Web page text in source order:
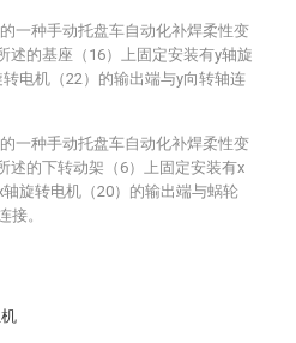
一种手动托盘车自动化补焊柔性变
述的基座（16）上固定安装有y轴旋
电机（22）的输出端与y向转轴连
一种手动托盘车自动化补焊柔性变
述的下转动架（6）上固定安装有x
旋转电机（20）的输出端与蜗轮
接。